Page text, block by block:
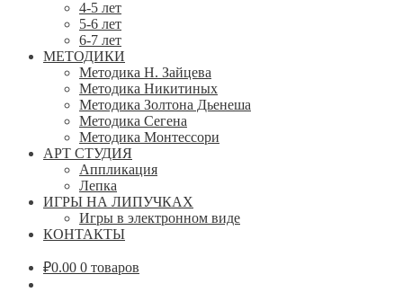
4-5 лет
5-6 лет
6-7 лет
МЕТОДИКИ
Методика Н. Зайцева
Методика Никитиных
Методика Золтона Дьенеша
Методика Сегена
Методика Монтессори
АРТ СТУДИЯ
Аппликация
Лепка
ИГРЫ НА ЛИПУЧКАХ
Игры в электронном виде
КОНТАКТЫ
₽0.00 0 товаров